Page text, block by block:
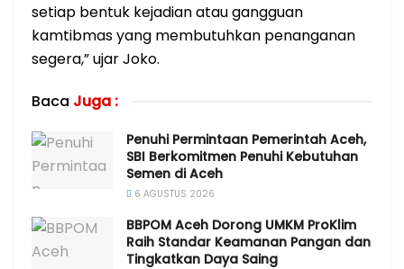
setiap bentuk kejadian atau gangguan
kamtibmas yang membutuhkan penanganan
segera,” ujar Joko.
Baca Juga :
Penuhi Permintaan Pemerintah Aceh,
SBI Berkomitmen Penuhi Kebutuhan
Semen di Aceh
6 AGUSTUS 2026
BBPOM Aceh Dorong UMKM ProKlim
Raih Standar Keamanan Pangan dan
Tingkatkan Daya Saing